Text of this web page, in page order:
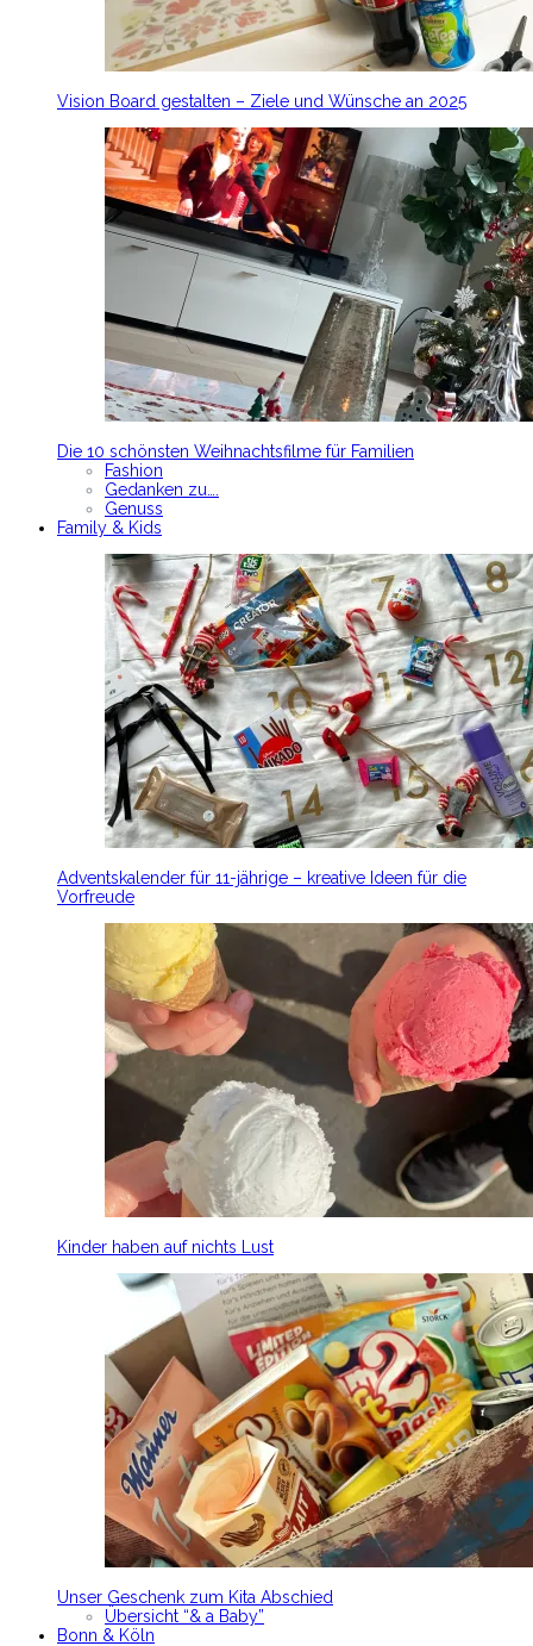
Vision Board gestalten – Ziele und Wünsche an 2025
Die 10 schönsten Weihnachtsfilme für Familien
Fashion
Gedanken zu….
Genuss
Family & Kids
Adventskalender für 11-jährige – kreative Ideen für die
Vorfreude
Kinder haben auf nichts Lust
Unser Geschenk zum Kita Abschied
Übersicht “& a Baby”
Bonn & Köln